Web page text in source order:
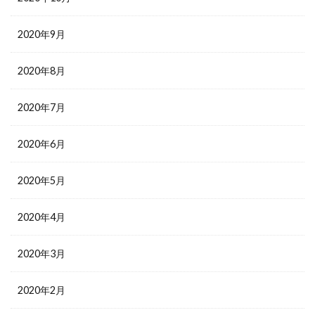
2020年9月
2020年8月
2020年7月
2020年6月
2020年5月
2020年4月
2020年3月
2020年2月